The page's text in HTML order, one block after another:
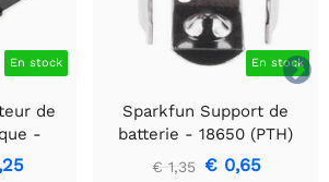

En stock
de
-
En stock
Sparkfun Support de
batterie - 18650 (PTH)
€ 1,35 € 0,65